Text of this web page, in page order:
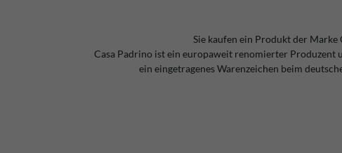
Sie kaufen ein Produkt der Marke
Casa Padrino ist ein europaweit renomierter Produzent
ein eingetragenes Warenzeichen beim